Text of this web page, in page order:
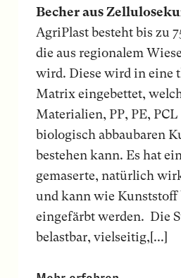
Becher aus
AgriPlast besteht bis zu
die aus regionalem
wird. Diese wird in eine
Matrix eingebettet,
Materialien, PP, PE, PCL
biologisch abbaubaren
bestehen kann. Es hat
gemaserte, natürlich
und kann wie Kunststoff
eingefärbt werden. Die
belastbar, vielseitig,[...]